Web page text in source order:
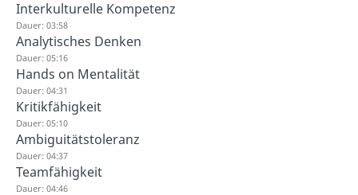
Interkulturelle Kompetenz
Dauer: 03:58
Analytisches Denken
Dauer: 05:16
Hands on Mentalität
Dauer: 04:31
Kritikfähigkeit
Dauer: 05:10
Ambiguitätstoleranz
Dauer: 04:37
Teamfähigkeit
Dauer: 04:46